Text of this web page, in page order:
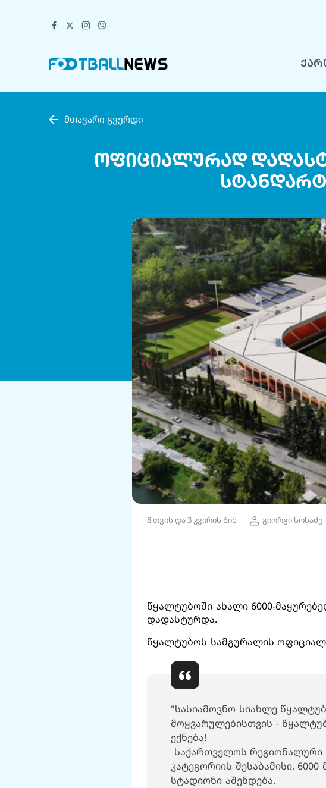
მთავარი გვერდი
ოფიციალურად
8 თვის და 3 კვირის წინ გიორგი სოხაძე
წყალტუბოში ახალი 6000-
დადასტურდა.
წყალტუბოს სამგურალის
"სასიამოვნო სიახლე
მოყვარულებისთვის -
ექნება!
საქართველოს რეგიონალური
კატეგორიის შესაბამისი,
სტადიონი აშენდება.